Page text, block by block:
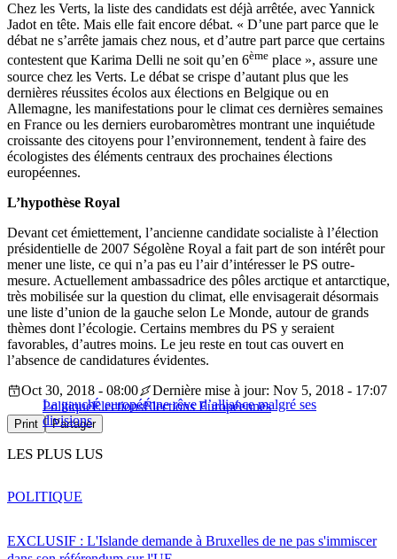
Chez les Verts, la liste des candidats est déjà arrêtée, avec Yannick
Jadot en tête. Mais elle fait encore débat. « D’une part parce que le
débat ne s’arrête jamais chez nous, et d’autre part parce que certains
contestent que Karima Delli ne soit qu’en 6ème place », assure une
source chez les Verts. Le débat se crispe d’autant plus que les
dernières réussites écolos aux élections en Belgique ou en
Allemagne, les manifestations pour le climat ces dernières semaines
en France ou les derniers eurobaromètres montrant une inquiétude
croissante des citoyens pour l’environnement, tendent à faire des
écologistes des éléments centraux des prochaines élections
européennes.
L’hypothèse Royal
Devant cet émiettement, l’ancienne candidate socialiste à l’élection
présidentielle de 2007 Ségolène Royal a fait part de son intérêt pour
mener une liste, ce qui n’a pas eu l’air d’intéresser le PS outre-
mesure. Actuellement ambassadrice des pôles arctique et antarctique,
très mobilisée sur la question du climat, elle envisagerait désormais
une liste d’union de la gauche selon Le Monde, autour de grands
thèmes dont l’écologie. Certains membres du PS y seraient
favorables, d’autres moins. Le jeu reste en tout cas ouvert en
l’absence de candidatures évidentes.
La gauche européenne rêve d’alliance malgré ses
divisions
Oct 30, 2018 - 08:00
Dernière mise à jour: Nov 5, 2018 - 17:07
PolitiqueÉlectionsÉlections Européennes
Print Partager
LES PLUS LUS
EXCLUSIF : L'Islande demande à Bruxelles de ne pas s'immiscer
POLITIQUE